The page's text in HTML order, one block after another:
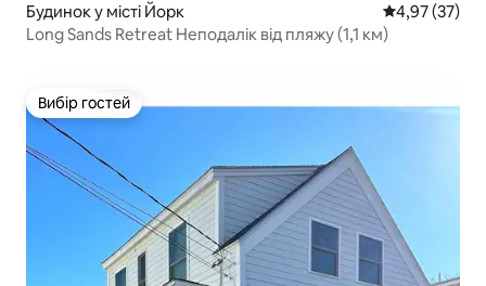
Будинок у місті Йорк Середня
4,97 (37)
Long Sands Retreat Неподалік від пляжу (1,1 км)
Вибір гостей
Вибір гостей